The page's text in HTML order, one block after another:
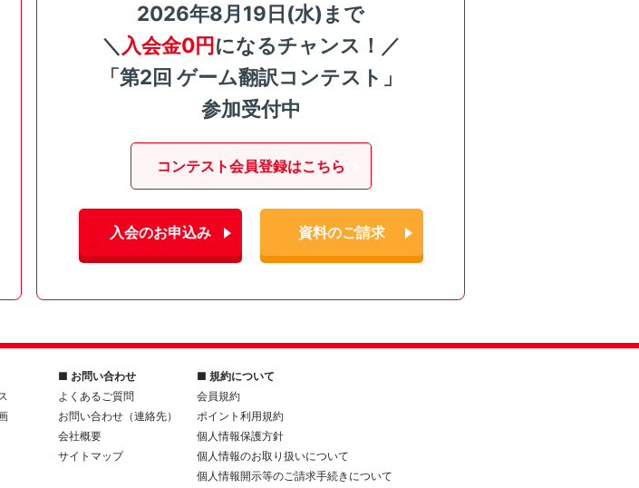
2026年8月19日(水)まで
＼ 入会金0円になるチャンス！／
「第2回 ゲーム翻訳コンテスト」
参加受付中
コンテスト会員登録はこちら
入会のお申込み 資料のご請求
■ お問い合わせ
よくあるご質問
お問い合わせ（連絡先）
会社概要
サイトマップ
■ 規約について
会員規約
ポイント利用規約
個人情報保護方針
個人情報のお取り扱いについて
個人情報開示等のご請求手続きについて